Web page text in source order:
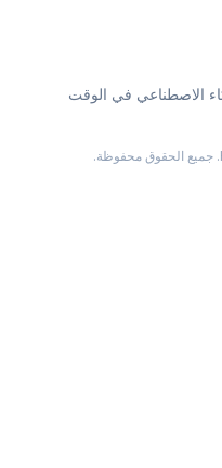
الاصطناعي في الوقت